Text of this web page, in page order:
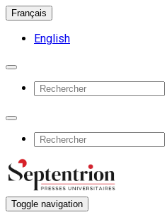
Français
English
Toggle navigation